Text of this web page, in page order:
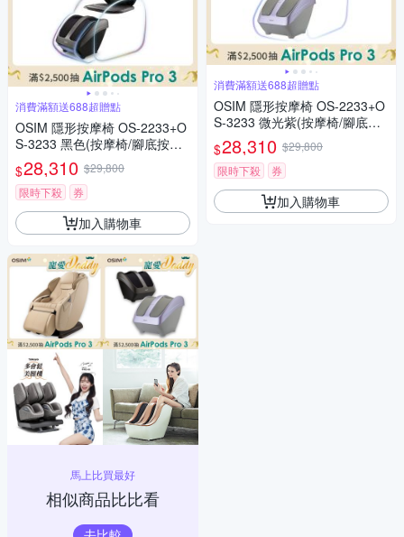
消費滿額送688超贈點
OSIM 隱形按摩椅 OS-2233+O
S-3233 黑色(按摩椅/腳底按摩/
全背按摩)
$28,310 $29,800
限時下殺
券
加入購物車
馬上比買最好
相似商品比比看
消費滿額送688超贈點
OSIM 隱形按摩椅 OS-2233+O
S-3233 微光紫(按摩椅/腳底按
摩/全背按摩)
$28,310 $29,800
限時下殺
券
加入購物車